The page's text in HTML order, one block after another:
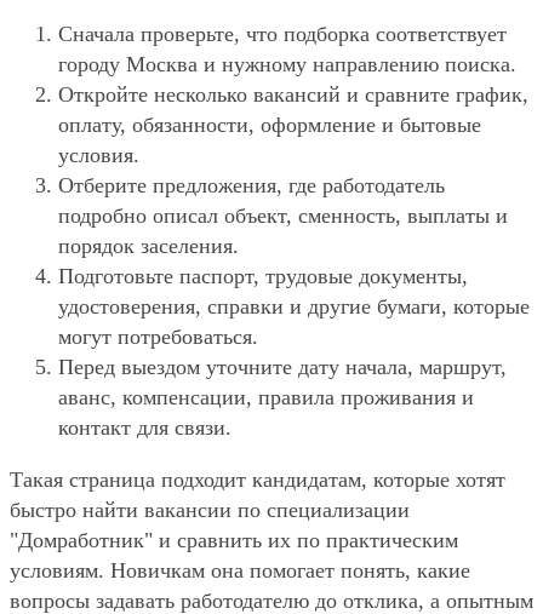
Сначала проверьте, что подборка соответствует
городу Москва и нужному направлению поиска.
Откройте несколько вакансий и сравните график,
оплату, обязанности, оформление и бытовые
условия.
Отберите предложения, где работодатель
подробно описал объект, сменность, выплаты и
порядок заселения.
Подготовьте паспорт, трудовые документы,
удостоверения, справки и другие бумаги, которые
могут потребоваться.
Перед выездом уточните дату начала, маршрут,
аванс, компенсации, правила проживания и
контакт для связи.
Такая страница подходит кандидатам, которые хотят
быстро найти вакансии по специализации
"Домработник" и сравнить их по практическим
условиям. Новичкам она помогает понять, какие
вопросы задавать работодателю до отклика, а опытным